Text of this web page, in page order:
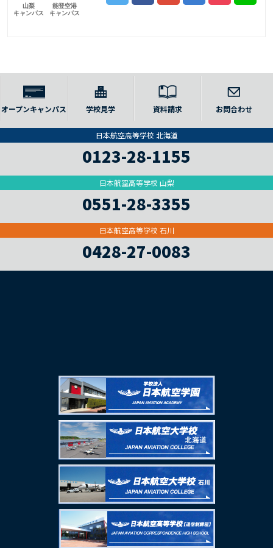
山梨
キャンパス
能登空港
キャンパス
オープンキャンパス 学校見学 資料請求 お問合わせ
日本航空高等学校 北海道
0123-28-1155
日本航空高等学校 山梨
0551-28-3355
日本航空高等学校 石川
0428-27-0083